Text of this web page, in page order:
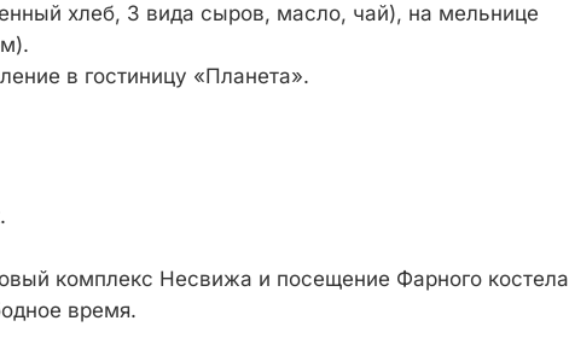
хлеб, 3 вида сыров, масло, чай), на мельнице
в гостиницу «Планета».
комплекс Несвижа и посещение Фарного костела
время.